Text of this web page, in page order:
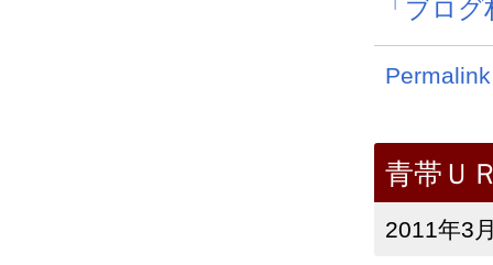
「ブロ
Permalink
青帯Ｕ
2011年3